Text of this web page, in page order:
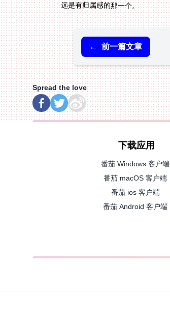
远是有归属感的那一个。
← 前一篇文章
Spread the love
下载应用
番茄 Windows 客户端
番茄 macOS 客户端
番茄 ios 客户端
番茄 Android 客户端